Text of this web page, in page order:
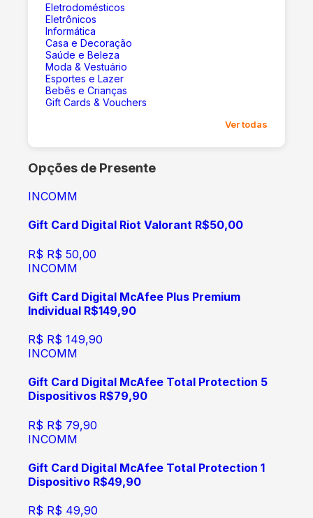
Eletrodomésticos
Eletrônicos
Informática
Casa e Decoração
Saúde e Beleza
Moda & Vestuário
Esportes e Lazer
Bebês e Crianças
Gift Cards & Vouchers
Ver todas
Opções de Presente
INCOMM
Gift Card Digital Riot Valorant R$50,00
R$ R$ 50,00
INCOMM
Gift Card Digital McAfee Plus Premium
Individual R$149,90
R$ R$ 149,90
INCOMM
Gift Card Digital McAfee Total Protection 5
Dispositivos R$79,90
R$ R$ 79,90
INCOMM
Gift Card Digital McAfee Total Protection 1
Dispositivo R$49,90
R$ R$ 49,90